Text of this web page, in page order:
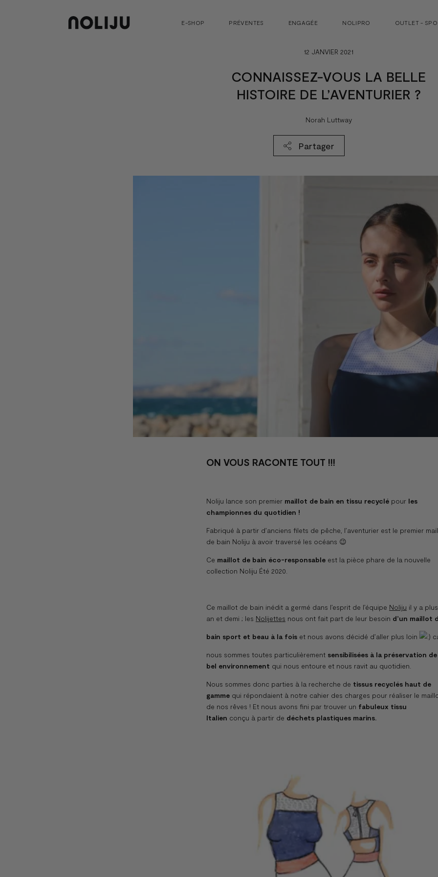
E-SHOP PRÉVENTES ENGAGÉE NOLIPRO OUTLET -
12 JANVIER 2021
CONNAISSEZ-VOUS LA BELLE
HISTOIRE DE L’AVENTURIER ?
Norah Luttway
Partager
ON VOUS RACONTE TOUT !!!
Noliju lance son premier maillot de bain en tissu recyclé pour les
championnes du quotidien !
Fabriqué à partir d’anciens filets de pêche, l’aventurier est le premier
de bain Noliju à avoir traversé les océans 😉
Ce maillot de bain éco-responsable est la pièce phare de la nouvelle
collection Noliju Été 2020.
Ce maillot de bain inédit a germé dans l’esprit de l’équipe Noliju il y a plus
an et demi ; les Nolijettes nous ont fait part de leur besoin d’un maillot
bain sport et beau à la fois et nous avons décidé d’aller plus loin
nous sommes toutes particulièrement sensibilisées à la préservation
bel environnement qui nous entoure et nous ravit au quotidien.
Nous sommes donc parties à la recherche de tissus recyclés haut de
gamme qui répondaient à notre cahier des charges pour réaliser le
de nos rêves ! Et nous avons fini par trouver un fabuleux tissu
Italien conçu à partir de déchets plastiques marins.